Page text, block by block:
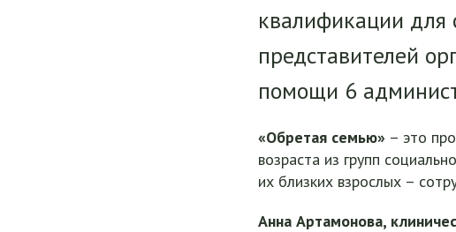
квалификации
представителей
помощи 6
«Обретая семью» – это
возраста из групп
их близких взрослых –
Анна Артамонова,